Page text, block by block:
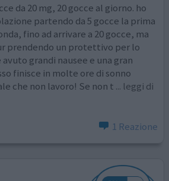
da 20 mg, 20 gocce al giorno. ho
partendo da 5 gocce la prima
fino ad arrivare a 20 gocce, ma
prendendo un protettivo per lo
grandi nausee e una gran
finisce in molte ore di sonno
che non lavoro! Se non t ... leggi di
1 Reazione